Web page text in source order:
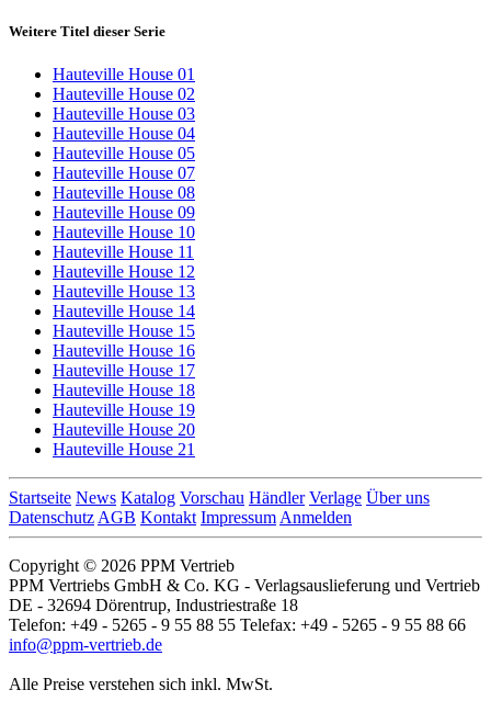
Weitere Titel dieser Serie
Hauteville House 01
Hauteville House 02
Hauteville House 03
Hauteville House 04
Hauteville House 05
Hauteville House 07
Hauteville House 08
Hauteville House 09
Hauteville House 10
Hauteville House 11
Hauteville House 12
Hauteville House 13
Hauteville House 14
Hauteville House 15
Hauteville House 16
Hauteville House 17
Hauteville House 18
Hauteville House 19
Hauteville House 20
Hauteville House 21
Startseite News Katalog Vorschau Händler Verlage Über uns
Datenschutz AGB Kontakt Impressum Anmelden
Copyright © 2026 PPM Vertrieb
PPM Vertriebs GmbH & Co. KG - Verlagsauslieferung und Vertrieb
DE - 32694 Dörentrup, Industriestraße 18
Telefon: +49 - 5265 - 9 55 88 55 Telefax: +49 - 5265 - 9 55 88 66
info@ppm-vertrieb.de
Alle Preise verstehen sich inkl. MwSt.